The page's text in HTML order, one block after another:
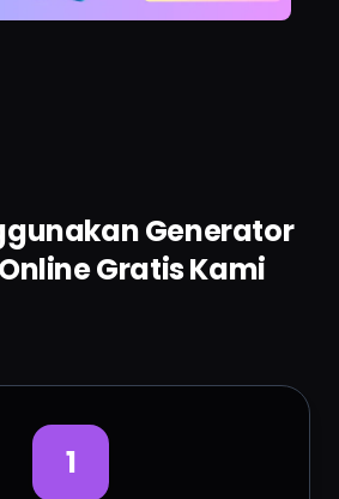
Generator
Gratis Kami
1